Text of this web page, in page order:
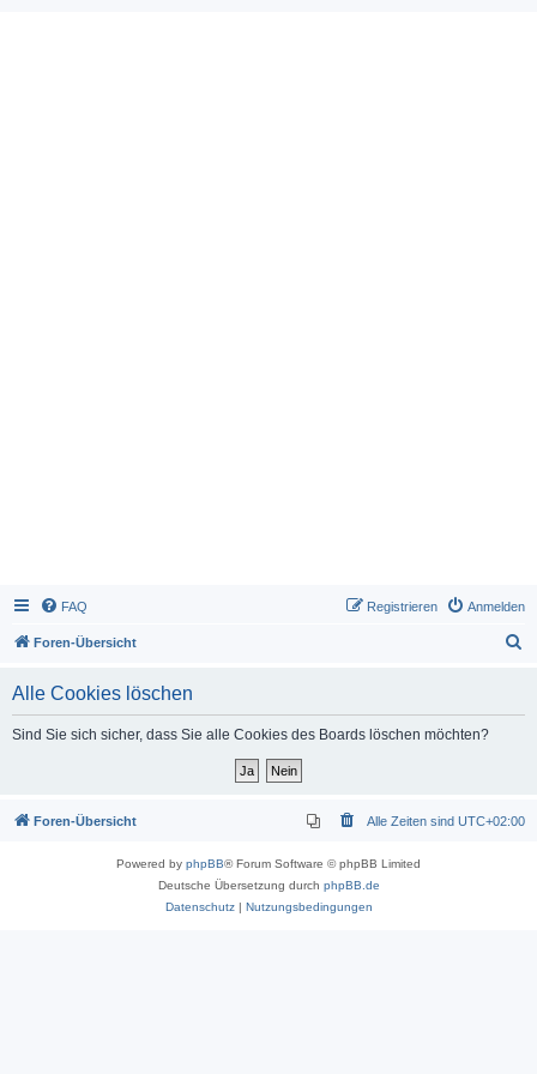
FAQ Anmelden
Registrieren
Foren-Übersicht
Alle Cookies löschen
Sind Sie sich sicher, dass Sie alle Cookies des Boards löschen möchten?
Foren-Übersicht Alle Zeiten sind UTC+02:00
Powered by phpBB® Forum Software © phpBB Limited
Deutsche Übersetzung durch phpBB.de
Datenschutz| Nutzungsbedingungen